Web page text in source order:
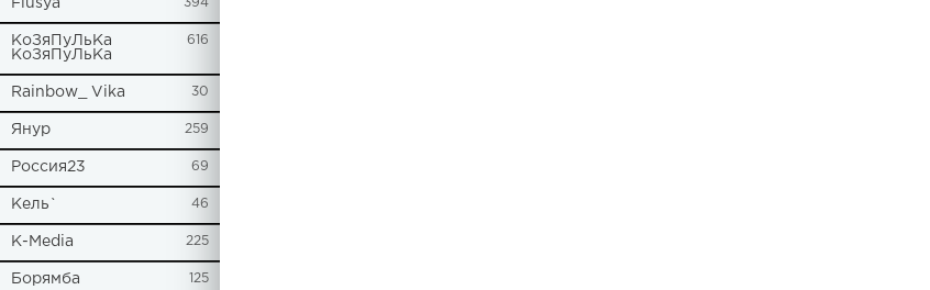
Flusya 394
КоЗяПуЛьКа
КоЗяПуЛьКа
616
Rainbow_ Vika 30
Янур 259
Россия23 69
Кель` 46
К-Media 225
Борямба 125